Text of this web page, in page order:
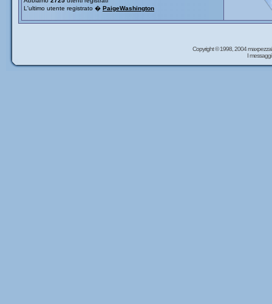
L'ultimo utente registrato � PaigeWashington
Copyright © 1998, 2004
I